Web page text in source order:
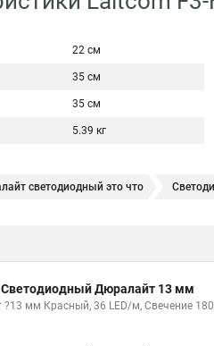
22 см
35 см
35 см
5.39 кг
светодиодный это что
мультиколор Дюралайт
Светодиодный Дюралайт 13 мм
мм Красный, 36 LED/м, Свечение